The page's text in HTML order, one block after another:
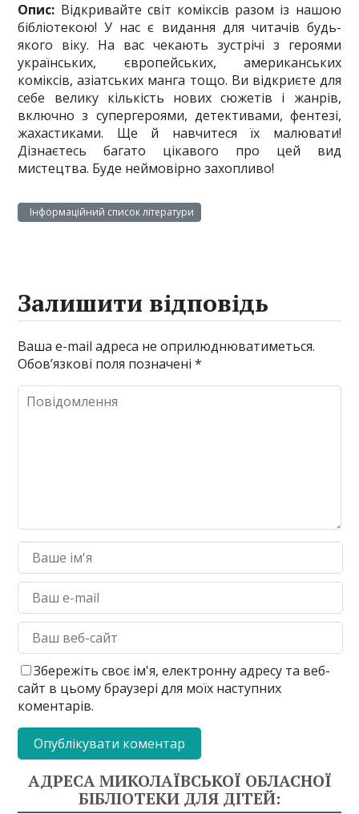
Опис: Відкривайте світ коміксів разом із нашою
бібліотекою! У нас є видання для читачів будь-
якого віку. На вас чекають зустрічі з героями
українських, європейських, американських
коміксів, азіатських манга тощо. Ви відкриєте для
себе велику кількість нових сюжетів і жанрів,
включно з супергероями, детективами, фентезі,
жахастиками. Ще й навчитеся їх малювати!
Дізнаєтесь багато цікавого про цей вид
мистецтва. Буде неймовірно захопливо!
Інформаційний список літератури
Залишити відповідь
Ваша e-mail адреса не оприлюднюватиметься.
Обов’язкові поля позначені*
Збережіть своє ім'я, електронну адресу та веб-
сайт в цьому браузері для моїх наступних
коментарів.
АДРЕСА МИКОЛАЇВСЬКОЇ ОБЛАСНОЇ
БІБЛІОТЕКИ ДЛЯ ДІТЕЙ: